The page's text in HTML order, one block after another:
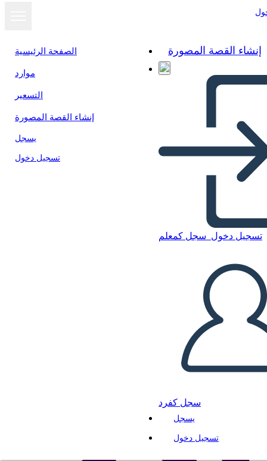
الصفحة الرئيسية
موارد
التسعير
إنشاء القصة المصورة
يسجل
تسجيل دخول
إنشاء القصة المصورة
تسجيل دخول سجل كمعلم
سجل كفرد
يسجل
تسجيل دخول
عرض كشرائح